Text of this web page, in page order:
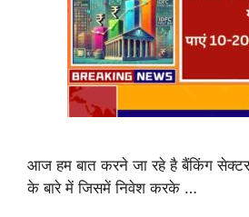
आज हम बात करने जा रहे है बैंकिंग
के बारे में जिसमें निवेश करके …